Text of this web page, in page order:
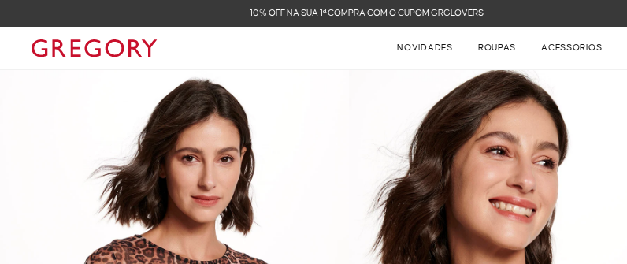
FRETE GRÁTIS NAS COMPRAS ACIMA DE R$ 899
NOVIDADES ROUPAS ACESSÓRIOS